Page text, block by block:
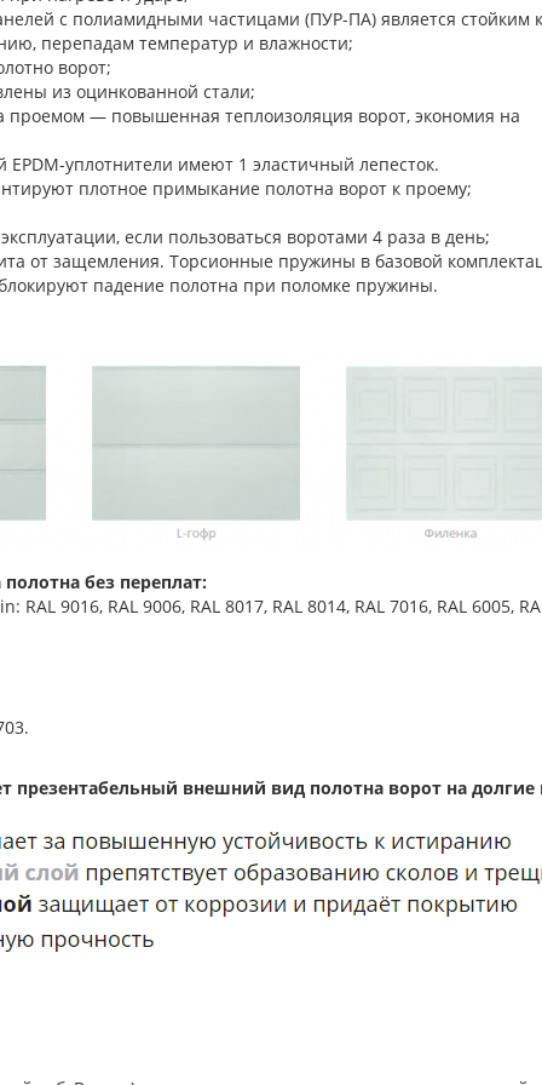
с полиамидными частицами (ПУР-ПА) является стойким к
перепадам температур и влажности;
ворот;
из оцинкованной стали;
проемом — повышенная теплоизоляция ворот, экономия на
уплотнители имеют 1 эластичный лепесток.
плотное примыкание полотна ворот к
если пользоваться воротами 4 раза в день;
от защемления. Торсионные пружины в базовой
падение полотна при поломке пружины.
без переплат:
9016, RAL 9006, RAL 8017, RAL 8014, RAL 7016, RAL 6005,
презентабельный внешний вид полотна ворот на долгие